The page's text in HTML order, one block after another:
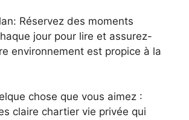
Réservez des moments
jour pour lire et assurez-
environnement est propice à la
chose que vous aimez :
claire chartier vie privée qui